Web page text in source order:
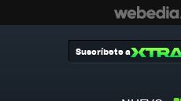
Suscríbete a